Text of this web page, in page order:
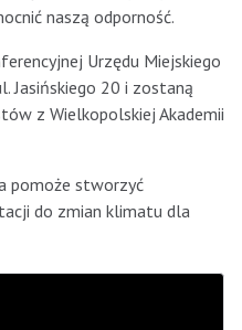
naszą odporność.
Urzędu Miejskiego
Jasińskiego 20 i zostaną
z Wielkopolskiej Akademii
pomoże stworzyć
do zmian klimatu dla